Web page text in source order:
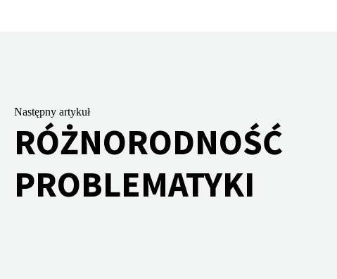
Następny artykuł
RÓŻNORODNOŚĆ
PROBLEMATYKI